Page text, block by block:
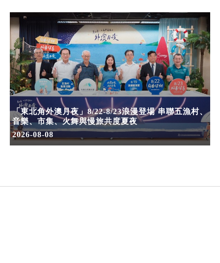
「東北角外澳月夜」8/22-8/23浪漫登場 串聯五漁村、
音樂、市集、火舞與慢旅共度夏夜
2026-08-08